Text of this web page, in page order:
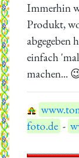
Immerhin
Produkt,
abgegeben
einfach
machen...
foto.de -